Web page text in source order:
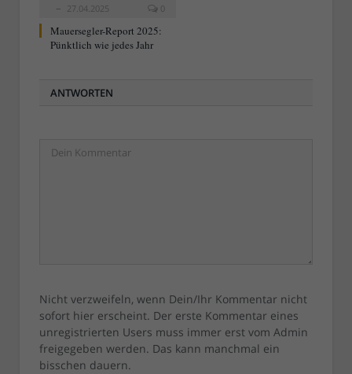
27.04.2025
0
Mauersegler-Report 2025:
Pünktlich wie jedes Jahr
ANTWORTEN
Nicht verzweifeln, wenn Dein/Ihr Kommentar nicht
sofort hier erscheint. Der erste Kommentar eines
unregistrierten Users muss immer erst vom Admin
freigegeben werden. Das kann manchmal ein
bisschen dauern.